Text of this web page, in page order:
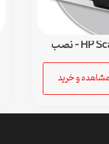
دانلود درایور اسکنر HP Scanjet N6310 – نصب
مشاهده و خرید